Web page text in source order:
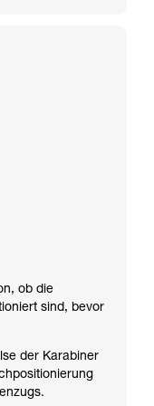
ob die
sind, bevor
der Karabiner